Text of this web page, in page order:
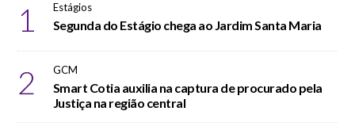
1 Estágios
Segunda do Estágio chega ao Jardim Santa Maria
2 GCM
Smart Cotia auxilia na captura de procurado pela
Justiça na região central